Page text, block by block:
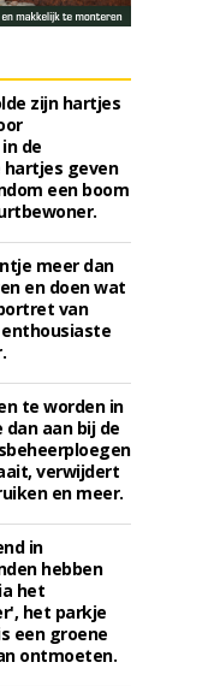
zijn hartjes
de
hartjes geven
een boom
meer dan
en doen wat
van
enthousiaste
te worden in
dan aan bij de
verwijdert
en meer.
in
hebben
het
het parkje
een groene
ontmoeten.